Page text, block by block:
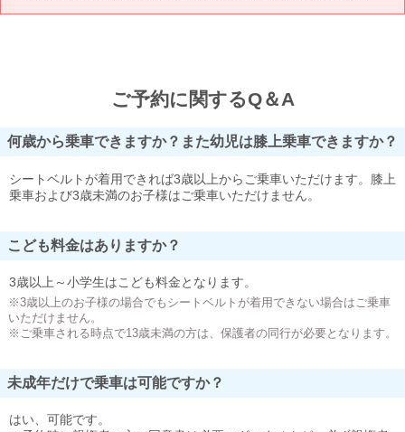
ご予約に関するQ＆A
何歳から乗車できますか？また幼児は膝上乗車できますか？
シートベルトが着用できれば3歳以上からご乗車いただけます。膝上
乗車および3歳未満のお子様はご乗車いただけません。
こども料金はありますか？
3歳以上～小学生はこども料金となります。
※3歳以上のお子様の場合でもシートベルトが着用できない場合はご乗車
いただけません。
※ご乗車される時点で13歳未満の方は、保護者の同行が必要となります。
未成年だけで乗車は可能ですか？
はい、可能です。